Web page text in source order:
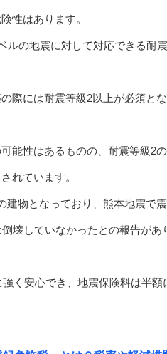
性はあります。
ルの地震に対して対応できる耐
際には耐震等級2以上が必須とな
能性はあるものの、耐震等級2
れています。
建物となっており、熊本地震で
壊していなかったとの報告があ
く安心でき、地震保険料は半額